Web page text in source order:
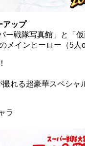
アップ
ー戦隊写真館」と「
メインヒーロー（5人
れる超豪華スペシャ
ラ